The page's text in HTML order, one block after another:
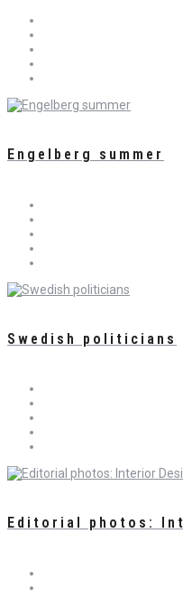
Engelberg summer
Swedish politicians
Editorial photos: